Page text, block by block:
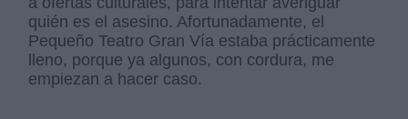
quién es el asesino. Afortunadamente, el
Pequeño Teatro Gran Vía estaba prácticamente
lleno, porque ya algunos, con cordura, me
empiezan a hacer caso.